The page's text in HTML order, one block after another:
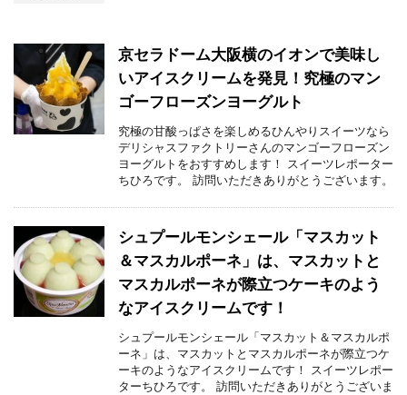
京セラドーム大阪横のイオンで美味し
いアイスクリームを発見！究極のマン
ゴーフローズンヨーグルト
究極の甘酸っぱさを楽しめるひんやりスイーツなら
デリシャスファクトリーさんのマンゴーフローズン
ヨーグルトをおすすめします！ スイーツレポーター
ちひろです。 訪問いただきありがとうございます。
シュプールモンシェール「マスカット
＆マスカルポーネ」は、マスカットと
マスカルポーネが際立つケーキのよう
なアイスクリームです！
シュプールモンシェール「マスカット＆マスカルポ
ーネ」は、マスカットとマスカルポーネが際立つケ
ーキのようなアイスクリームです！ スイーツレポー
ターちひろです。 訪問いただきありがとうございま